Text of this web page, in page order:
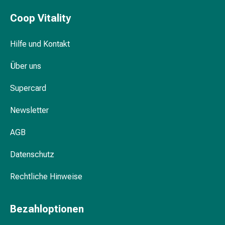
&
Zubehör
die
Haarstyling
Haarwasser
Hautpflege?
Passende Produkte für Ihre Hand- und
Coop Vitality
Hilfe und Kontakt
Über uns
Supercard
Newsletter
AGB
Datenschutz
Rechtliche Hinweise
Bezahloptionen